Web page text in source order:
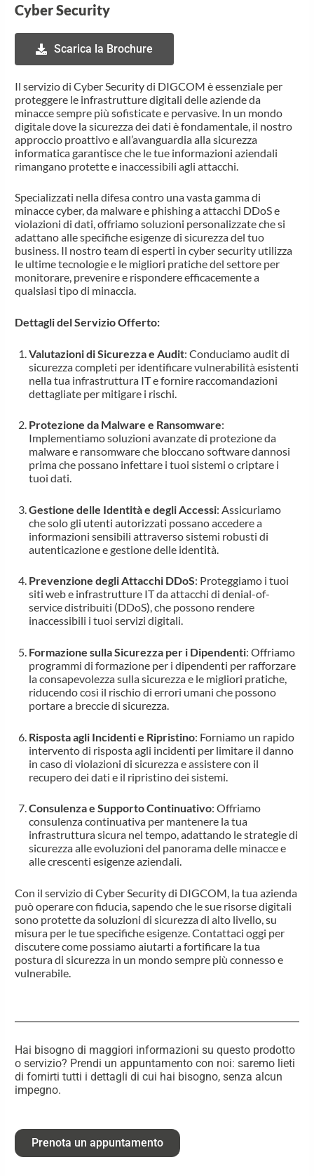
Cyber Security
Scarica la Brochure
Il servizio di Cyber Security di DIGCOM è essenziale per
proteggere le infrastrutture digitali delle aziende da
minacce sempre più sofisticate e pervasive. In un mondo
digitale dove la sicurezza dei dati è fondamentale, il nostro
approccio proattivo e all’avanguardia alla sicurezza
informatica garantisce che le tue informazioni aziendali
rimangano protette e inaccessibili agli attacchi.
Specializzati nella difesa contro una vasta gamma di
minacce cyber, da malware e phishing a attacchi DDoS e
violazioni di dati, offriamo soluzioni personalizzate che si
adattano alle specifiche esigenze di sicurezza del tuo
business. Il nostro team di esperti in cyber security utilizza
le ultime tecnologie e le migliori pratiche del settore per
monitorare, prevenire e rispondere efficacemente a
qualsiasi tipo di minaccia.
Dettagli del Servizio Offerto:
Valutazioni di Sicurezza e Audit: Conduciamo audit di
sicurezza completi per identificare vulnerabilità esistenti
nella tua infrastruttura IT e fornire raccomandazioni
dettagliate per mitigare i rischi.
Protezione da Malware e Ransomware:
Implementiamo soluzioni avanzate di protezione da
malware e ransomware che bloccano software dannosi
prima che possano infettare i tuoi sistemi o criptare i
tuoi dati.
Gestione delle Identità e degli Accessi: Assicuriamo
che solo gli utenti autorizzati possano accedere a
informazioni sensibili attraverso sistemi robusti di
autenticazione e gestione delle identità.
Prevenzione degli Attacchi DDoS: Proteggiamo i tuoi
siti web e infrastrutture IT da attacchi di denial-of-
service distribuiti (DDoS), che possono rendere
inaccessibili i tuoi servizi digitali.
Formazione sulla Sicurezza per i Dipendenti: Offriamo
programmi di formazione per i dipendenti per rafforzare
la consapevolezza sulla sicurezza e le migliori pratiche,
riducendo così il rischio di errori umani che possono
portare a breccie di sicurezza.
Risposta agli Incidenti e Ripristino: Forniamo un rapido
intervento di risposta agli incidenti per limitare il danno
in caso di violazioni di sicurezza e assistere con il
recupero dei dati e il ripristino dei sistemi.
Consulenza e Supporto Continuativo: Offriamo
consulenza continuativa per mantenere la tua
infrastruttura sicura nel tempo, adattando le strategie di
sicurezza alle evoluzioni del panorama delle minacce e
alle crescenti esigenze aziendali.
Con il servizio di Cyber Security di DIGCOM, la tua azienda
può operare con fiducia, sapendo che le sue risorse digitali
sono protette da soluzioni di sicurezza di alto livello, su
misura per le tue specifiche esigenze. Contattaci oggi per
discutere come possiamo aiutarti a fortificare la tua
postura di sicurezza in un mondo sempre più connesso e
vulnerabile.
Hai bisogno di maggiori informazioni su questo prodotto
o servizio? Prendi un appuntamento con noi: saremo lieti
di fornirti tutti i dettagli di cui hai bisogno, senza alcun
impegno.
Prenota un appuntamento